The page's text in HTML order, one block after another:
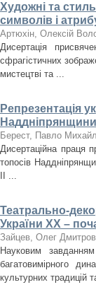
Художні та
символів і
Артюхін, Олексій
Дисертація
сфрагістичних
мистецтві та ...
Репрезентація
Наддніпрянщини
Берест, Павло
Дисертаційна праця
топосів
ІІ ...
Театрально-
України ХХ –
Зайцев, Олег
Науковим
багатовимірного
культурних традицій